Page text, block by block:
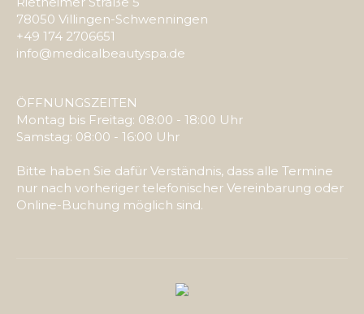
78050 Villingen-Schwenningen
+49 174 2706651
info@medicalbeautyspa.de
ÖFFNUNGSZEITEN
Montag bis Freitag: 08:00 - 18:00 Uhr
Samstag: 08:00 - 16:00 Uhr
Bitte haben Sie dafür Verständnis, dass alle Termine
nur nach vorheriger telefonischer Vereinbarung oder
Online-Buchung möglich sind.